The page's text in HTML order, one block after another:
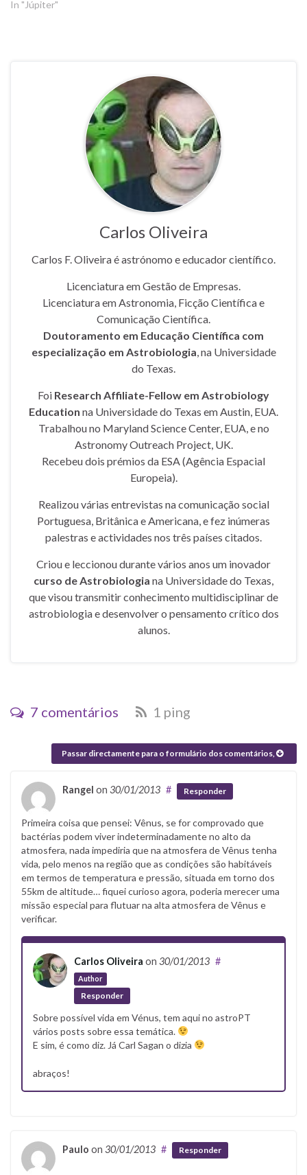
In "Júpiter"
Carlos Oliveira
Carlos F. Oliveira é astrónomo e educador científico.
Licenciatura em Gestão de Empresas.
Licenciatura em Astronomia, Ficção Científica e
Comunicação Científica.
Doutoramento em Educação Científica com
especialização em Astrobiologia, na Universidade
do Texas.
Foi Research Affiliate-Fellow em Astrobiology
Education na Universidade do Texas em Austin, EUA.
Trabalhou no Maryland Science Center, EUA, e no
Astronomy Outreach Project, UK.
Recebeu dois prémios da ESA (Agência Espacial
Europeia).
Realizou várias entrevistas na comunicação social
Portuguesa, Britânica e Americana, e fez inúmeras
palestras e actividades nos três países citados.
Criou e leccionou durante vários anos um inovador
curso de Astrobiologia na Universidade do Texas,
que visou transmitir conhecimento multidisciplinar de
astrobiologia e desenvolver o pensamento crítico dos
alunos.
7 comentários 1 ping
Passar directamente para o formulário dos comentários,
Rangel on 30/01/2013 # Responder
Primeira coisa que pensei: Vênus, se for comprovado que
bactérias podem viver indeterminadamente no alto da
atmosfera, nada impediria que na atmosfera de Vênus tenha
vida, pelo menos na região que as condições são habitáveis
em termos de temperatura e pressão, situada em torno dos
55km de altitude… fiquei curioso agora, poderia merecer uma
missão especial para flutuar na alta atmosfera de Vênus e
verificar.
Carlos Oliveira on 30/01/2013
Author
#
Responder
Sobre possível vida em Vénus, tem aqui no astroPT
vários posts sobre essa temática.
E sim, é como diz. Já Carl Sagan o dizia
abraços!
Paulo on 30/01/2013 # Responder